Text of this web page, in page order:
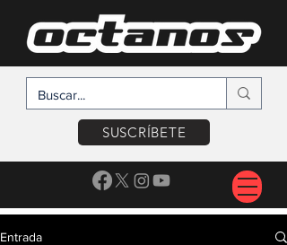
SUSCRÍBETE
Entrada